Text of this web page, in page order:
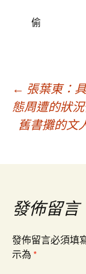
偷
文
章
導
覽
← 張葉東：
態周遭的狀
舊書攤的文
發佈留言
發佈留言必須填
示為 *